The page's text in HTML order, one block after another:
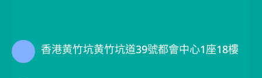
香港黄竹坑黄竹坑道39號都會中心1座18樓